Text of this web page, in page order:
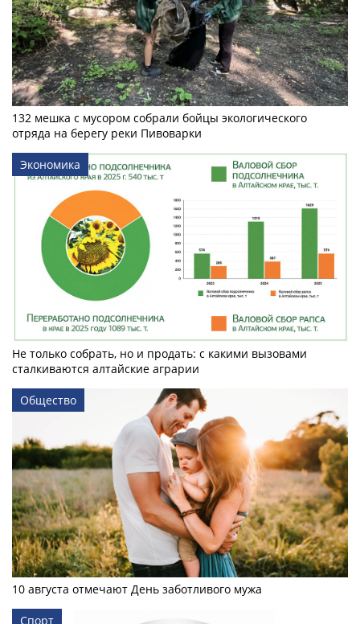
132 мешка с мусором собрали бойцы экологического
отряда на берегу реки Пивоварки
Экономика
Не только собрать, но и продать: с какими вызовами
сталкиваются алтайские аграрии
Общество
10 августа отмечают День заботливого мужа
Спорт